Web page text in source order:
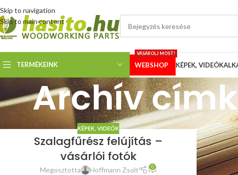
Skip to navigation
Skip to main content
TERMÉKEINK WEBSHOP
VÁSÁROLJ MOST!
KÉPEK, VIDEÓK
Archív
KÉPEK, VIDEÓK
Szalagfűrész felújítás –
vásárlói fotók
Megosztotta Hoffmann Zsolt 0